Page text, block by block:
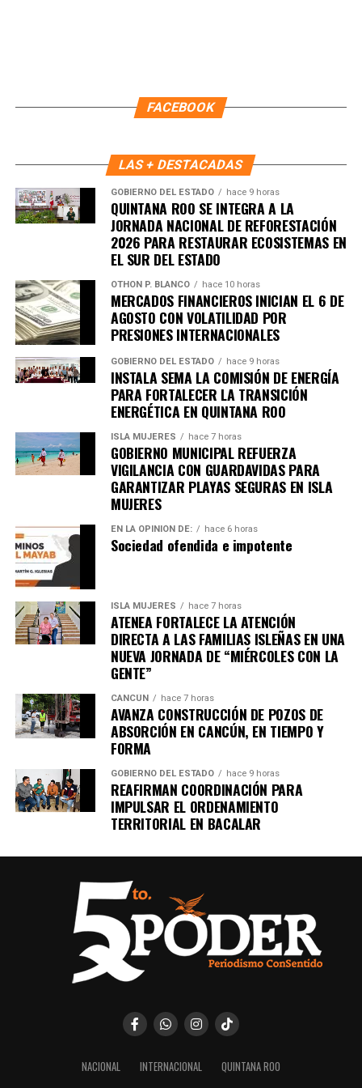
Quinto Podery recibe las noticias más
Unirme al canal de WhatsApp
familias del plantel.
Recibe las noticias al instante
Únete al canal oficial de WhatsApp de
Quinto Podery recibe las noticias más
importantes de Quintana Roo directamente
en tu teléfono.
Unirme al canal de WhatsApp
FACEBOOK
LAS + DESTACADAS
GOBIERNO DEL ESTADO hace 9 horas
QUINTANA ROO SE INTEGRA A LA
JORNADA NACIONAL DE REFORESTACIÓN
2026 PARA RESTAURAR ECOSISTEMAS EN
EL SUR DEL ESTADO
OTHON P. BLANCO hace 10 horas
MERCADOS FINANCIEROS INICIAN EL 6 DE
AGOSTO CON VOLATILIDAD POR
PRESIONES INTERNACIONALES
GOBIERNO DEL ESTADO hace 9 horas
INSTALA SEMA LA COMISIÓN DE ENERGÍA
PARA FORTALECER LA TRANSICIÓN
ENERGÉTICA EN QUINTANA ROO
ISLA MUJERES hace 7 horas
GOBIERNO MUNICIPAL REFUERZA
VIGILANCIA CON GUARDAVIDAS PARA
GARANTIZAR PLAYAS SEGURAS EN ISLA
MUJERES
EN LA OPINIÓN DE: hace 6 horas
Sociedad ofendida e impotente
ISLA MUJERES hace 7 horas
ATENEA FORTALECE LA ATENCIÓN
DIRECTA A LAS FAMILIAS ISLEÑAS EN UNA
NUEVA JORNADA DE “MIÉRCOLES CON LA
GENTE”
CANCÚN hace 7 horas
AVANZA CONSTRUCCIÓN DE POZOS DE
ABSORCIÓN EN CANCÚN, EN TIEMPO Y
FORMA
GOBIERNO DEL ESTADO hace 9 horas
REAFIRMAN COORDINACIÓN PARA
IMPULSAR EL ORDENAMIENTO
TERRITORIAL EN BACALAR
NACIONAL INTERNACIONAL QUINTANA ROO